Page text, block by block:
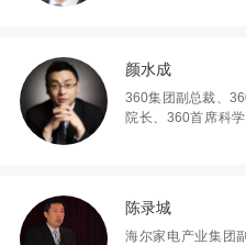
颜水成
360集团副总裁、
院长、360首席科
陈录城
海尔家电产业集团